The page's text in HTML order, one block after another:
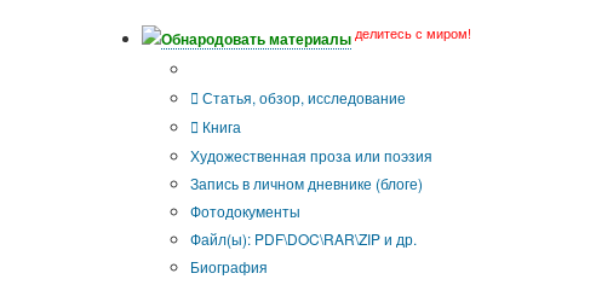
Обнародовать материалы делитесь с миром!
Статья, обзор, исследование
Книга
Художественная проза или поэзия
Запись в личном дневнике (блоге)
Фотодокументы
Файл(ы): PDF\DOC\RAR\ZIP и др.
Биография